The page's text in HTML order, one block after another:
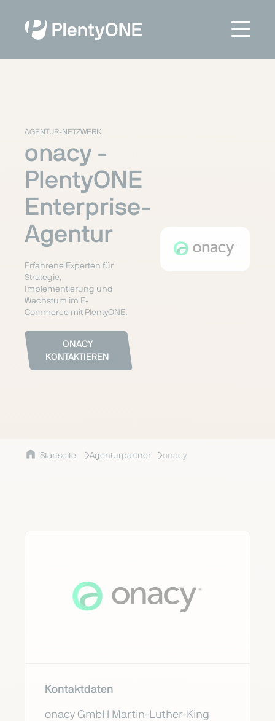
AGENTUR-NETZWERK
onacy -
PlentyONE
Enterprise-
Agentur
Erfahrene Experten für
Strategie,
Implementierung und
Wachstum im E-
Commerce mit PlentyONE.
ONACY
KONTAKTIEREN
Startseite Agenturpartner onacy
Kontaktdaten
onacy GmbH Martin-Luther-King